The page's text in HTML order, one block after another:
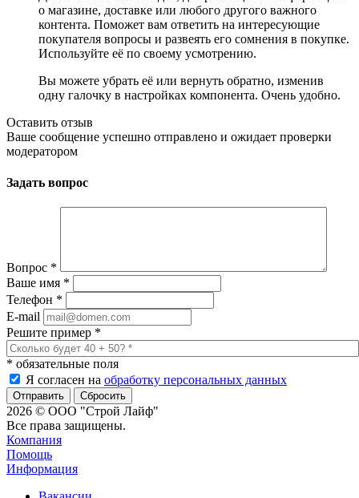
о магазине, доставке или любого другого важного
контента. Поможет вам ответить на интересующие
покупателя вопросы и развеять его сомнения в покупке.
Используйте её по своему усмотрению.
Вы можете убрать её или вернуть обратно, изменив
одну галочку в настройках компонента. Очень удобно.
Оставить отзыв
Ваше сообщение успешно отправлено и ожидает проверки
модератором
Задать вопрос
Вопрос *
Ваше имя *
Телефон *
E-mail
Решите пример *
* обязательные поля
Я согласен на обработку персональных данных
Сбросить
2026 © ООО "Строй Лайф"
Все права защищены.
Компания
Помощь
Информация